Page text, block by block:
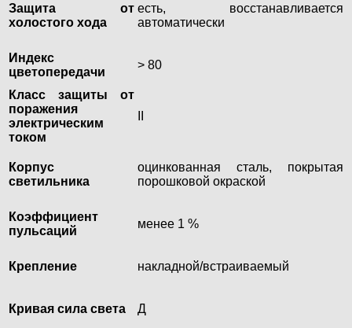
Защита от
холостого хода
есть, восстанавливается
автоматически
Индекс
цветопередачи
> 80
Класс защиты от
поражения
электрическим
током
Корпус
светильника
оцинкованная сталь, покрытая
порошковой окраской
Коэффициент
пульсаций
менее 1 %
Крепление накладной/встраиваемый
Кривая сила света Д